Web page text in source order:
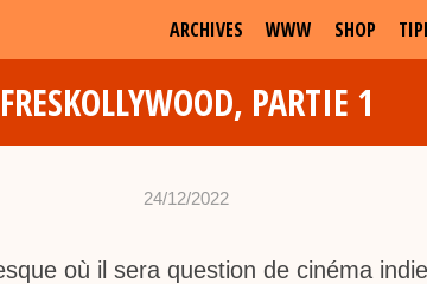
ARCHIVES WWW SHOP
FRESKOLLYWOOD, PARTIE 1
24/12/2022
h
où il sera question de cinéma